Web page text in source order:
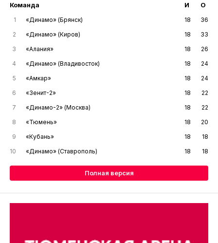
Команда И О
1 «Динамо» (Брянск) 18
36
2
«Динамо» (Киров) 18
33
3
«Алания» 18
26
4
«Динамо» (Владивосток) 18
24
5
«Амкар» 18
24
6
«Зенит-2» 18
22
7
«Динамо-2» (Москва) 18
22
8
«Тюмень» 18
20
9
«Кубань» 18
18
10
«Динамо» (Ставрополь) 18 18
Полная версия